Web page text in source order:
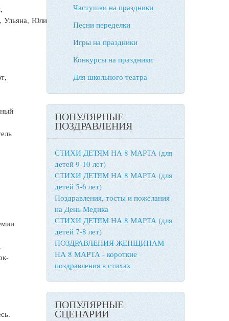
Ульяна, Юлиан.
Частушки на праздники
Песни переделки
Игры на праздники
Конкурсы на праздники
Для школьного театра
ПОПУЛЯРНЫЕ
ПОЗДРАВЛЕНИЯ
СТИХИ ДЕТЯМ НА 8 МАРТА (для
детей 9-10 лет)
СТИХИ ДЕТЯМ НА 8 МАРТА (для
детей 5-6 лет)
Поздравления, тосты и пожелания
на День Медика
СТИХИ ДЕТЯМ НА 8 МАРТА (для
детей 7-8 лет)
ПОЗДРАВЛЕНИЯ ЖЕНЩИНАМ
НА 8 МАРТА - короткие
поздравления в стихах
ПОПУЛЯРНЫЕ
СЦЕНАРИИ